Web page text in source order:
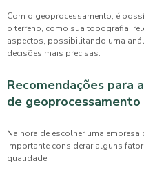
Com o geoprocessamento, é
o terreno, como sua topografia,
aspectos, possibilitando uma
decisões mais precisas.
Recomendações para
de geoprocessamento
Na hora de escolher uma empresa
importante considerar alguns
qualidade.